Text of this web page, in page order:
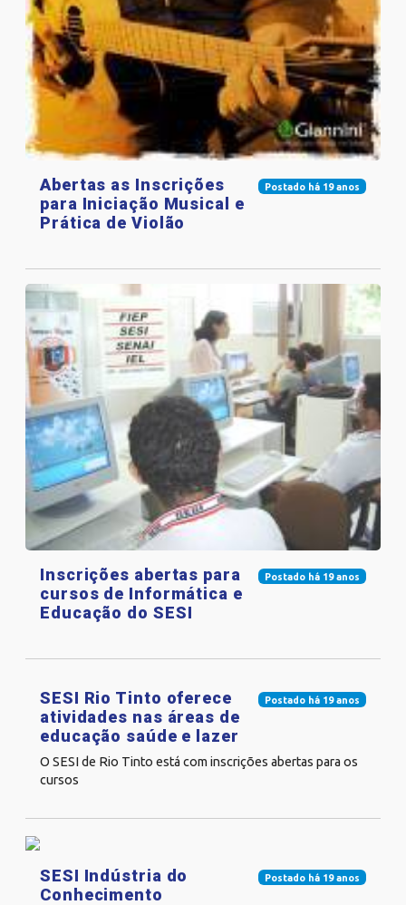
Postado há 19 anos
Abertas as Inscrições
para Iniciação Musical e
Prática de Violão
Postado há 19 anos
Inscrições abertas para
cursos de Informática e
Educação do SESI
Postado há 19 anos
SESI Rio Tinto oferece
atividades nas áreas de
educação saúde e lazer
O SESI de Rio Tinto está com inscrições abertas para os
cursos
Postado há 19 anos
SESI Indústria do
Conhecimento